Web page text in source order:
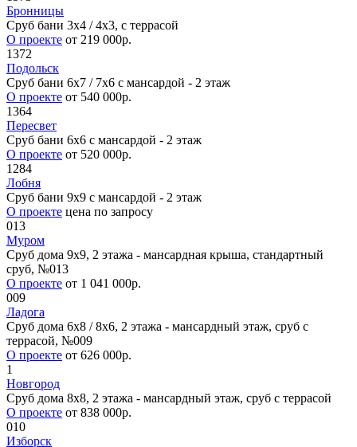
Бронницы
Сруб бани 3х4 / 4x3, с террасой
О проекте от 219 000р.
1372
Подольск
Сруб бани 6х7 / 7х6 с мансардой - 2 этаж
О проекте от 540 000р.
1364
Пересвет
Сруб бани 6х6 с мансардой - 2 этаж
О проекте от 520 000р.
1284
Лобня
Сруб бани 9х9 с мансардой - 2 этаж
О проекте цена по запросу
013
Муром
Сруб дома 9х9, 2 этажа - мансардная крыша, стандартный
сруб, №013
О проекте от 1 041 000р.
009
Ладога
Сруб дома 6х8 / 8x6, 2 этажа - мансардный этаж, сруб с
террасой, №009
О проекте от 626 000р.
1
Новгород
Сруб дома 8х8, 2 этажа - мансардный этаж, сруб с террасой
О проекте от 838 000р.
010
Изборск